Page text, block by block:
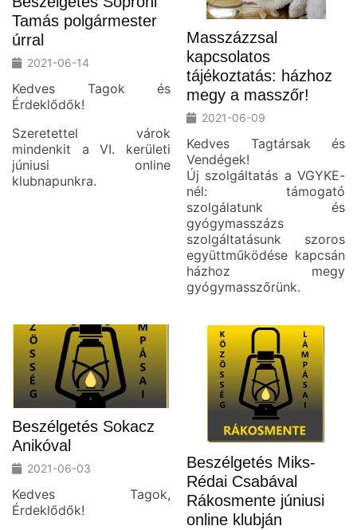
Tamás polgármester
úrral
2021-06-14
Kedves Tagok és
Érdeklődők!
Szeretettel várok
mindenkit a VI. kerületi
júniusi online
klubnapunkra.
Masszázzsal
kapcsolatos
tájékoztatás: házhoz
megy a masszőr!
2021-06-09
Kedves Tagtársak és
Vendégek!
Új szolgáltatás a VGYKE-
nél: támogató
szolgálatunk és
gyógymasszázs
szolgáltatásunk szoros
együttműködése kapcsán
házhoz megy
gyógymasszőrünk.
Beszélgetés Sokacz
Anikóval
2021-06-03
Kedves Tagok,
Érdeklődők!
Beszélgetés Miks-
Rédai Csabával
Rákosmente júniusi
online klubján